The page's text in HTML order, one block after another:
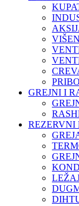
GREJNI I
REZERVNI